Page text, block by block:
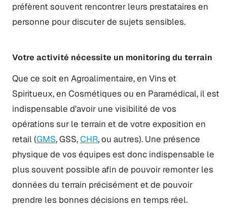
préfèrent souvent rencontrer leurs prestataires en
personne pour discuter de sujets sensibles.
Votre activité nécessite un monitoring du terrain
Que ce soit en Agroalimentaire, en Vins et
Spiritueux, en Cosmétiques ou en Paramédical, il est
indispensable d'avoir une visibilité de vos
opérations sur le terrain et de votre exposition en
retail (GMS, GSS,CHR, ou autres). Une présence
physique de vos équipes est donc indispensable le
plus souvent possible afin de pouvoir remonter les
données du terrain précisément et de pouvoir
prendre les bonnes décisions en temps réel.